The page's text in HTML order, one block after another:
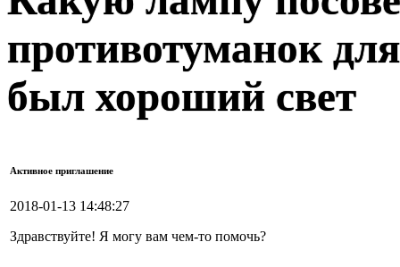
противотуманок
был хороший свет
Активное приглашение
2018-01-13 14:48:27
Здравствуйте! Я могу вам чем-то помочь?